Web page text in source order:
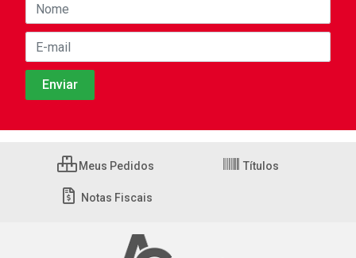
Meus Pedidos Títulos
Notas Fiscais